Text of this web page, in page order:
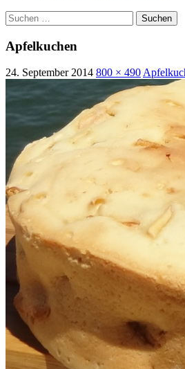
Suchen
nach:
Apfelkuchen
24. September 2014 800 × 490